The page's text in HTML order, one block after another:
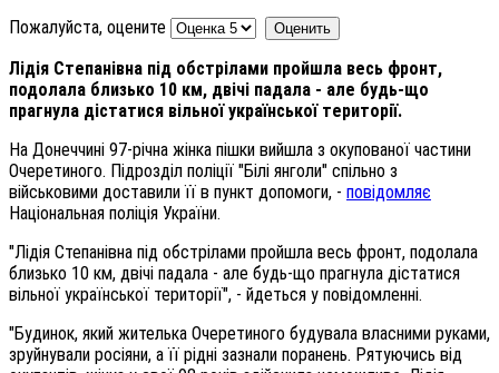
Пожалуйста, оцените
Лідія Степанівна під обстрілами пройшла весь фронт,
подолала близько 10 км, двічі падала - але будь-що
прагнула дістатися вільної української території.
На Донеччині 97-річна жінка пішки вийшла з окупованої частини
Очеретиного. Підрозділ поліції "Білі янголи" спільно з
військовими доставили її в пункт допомоги, - повідомляє
Національная поліція України.
"Лідія Степанівна під обстрілами пройшла весь фронт, подолала
близько 10 км, двічі падала - але будь-що прагнула дістатися
вільної української території", - йдеться у повідомленні.
"Будинок, який жителька Очеретиного будувала власними руками,
зруйнували росіяни, а її рідні зазнали поранень. Рятуючись від